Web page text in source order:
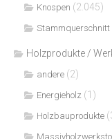
Knospen (2.045)
Stammquerschnitt
Holzprodukte /
andere (2)
Energieholz (1)
Holzbauprodukte